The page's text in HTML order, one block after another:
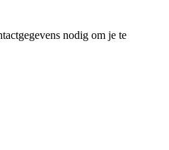
nodig om je te